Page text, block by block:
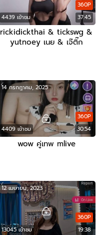
4439 เข้าชม 37:45
360P
rickidickthai & tickswg &
yutnoey เนย & เจ๊ติ๊ก
4409 เข้าชม 30:54
360P
14 กรกฎาคม, 2025
wow คู่เทพ mlive
13045 เข้าชม 19:38
360P
12 เมษายน, 2023